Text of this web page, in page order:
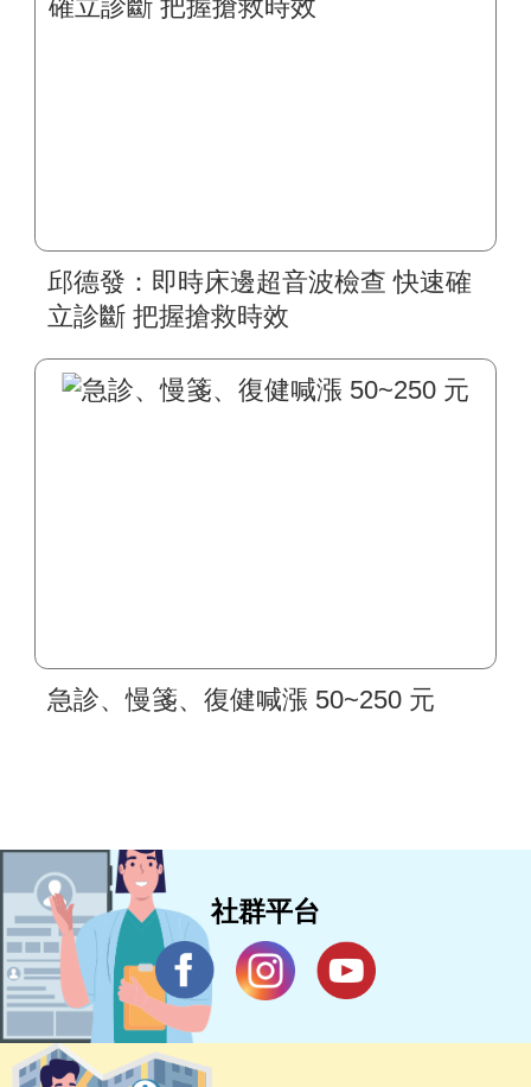
邱德發：即時床邊超音波檢查 快速確
立診斷 把握搶救時效
急診、慢箋、復健喊漲 50~250 元
社群平台